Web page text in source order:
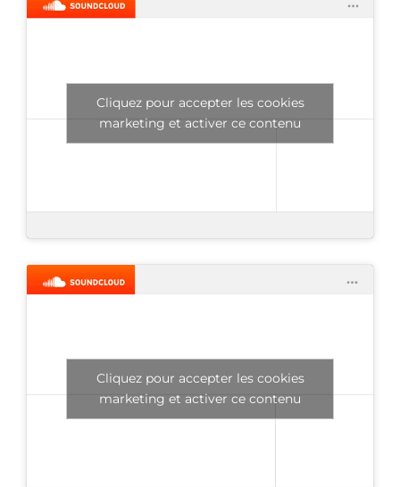
Cliquez pour accepter les cookies
marketing et activer ce contenu
Cliquez pour accepter les cookies
marketing et activer ce contenu